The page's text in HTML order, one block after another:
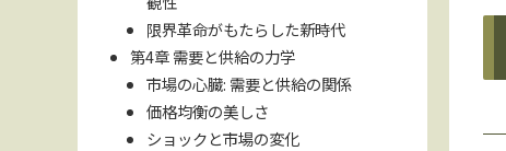
限界革命がもたらした新時代
第4章 需要と供給の力学
市場の心臓: 需要と供給の関係
価格均衡の美しさ
ショックと市場の変化